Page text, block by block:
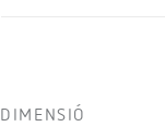
DIMENSIÓ